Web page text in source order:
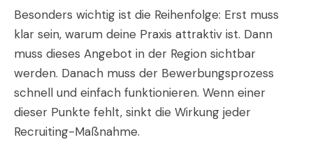
Besonders wichtig ist die Reihenfolge: Erst muss
klar sein, warum deine Praxis attraktiv ist. Dann
muss dieses Angebot in der Region sichtbar
werden. Danach muss der Bewerbungsprozess
schnell und einfach funktionieren. Wenn einer
dieser Punkte fehlt, sinkt die Wirkung jeder
Recruiting-Maßnahme.